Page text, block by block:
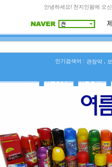
안녕하세요! 천지인팜에 오
인기검색어 : 관장약
상품Q&A 사용후기